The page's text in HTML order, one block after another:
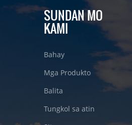
SUNDAN MO
KAMI
Bahay
Mga Produkto
Balita
Tungkol sa atin